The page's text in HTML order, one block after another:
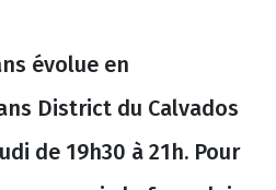
évolue en
District du Calvados
de 19h30 à 21h. Pour